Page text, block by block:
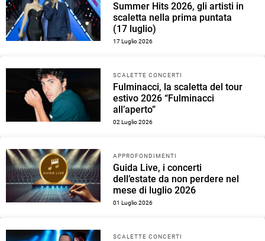
Summer Hits 2026, gli artisti in
scaletta nella prima puntata
(17 luglio)
17 Luglio 2026
SCALETTE CONCERTI
Fulminacci, la scaletta del tour
estivo 2026 “Fulminacci
all’aperto”
02 Luglio 2026
APPROFONDIMENTI
Guida Live, i concerti
dell’estate da non perdere nel
mese di luglio 2026
01 Luglio 2026
SCALETTE CONCERTI